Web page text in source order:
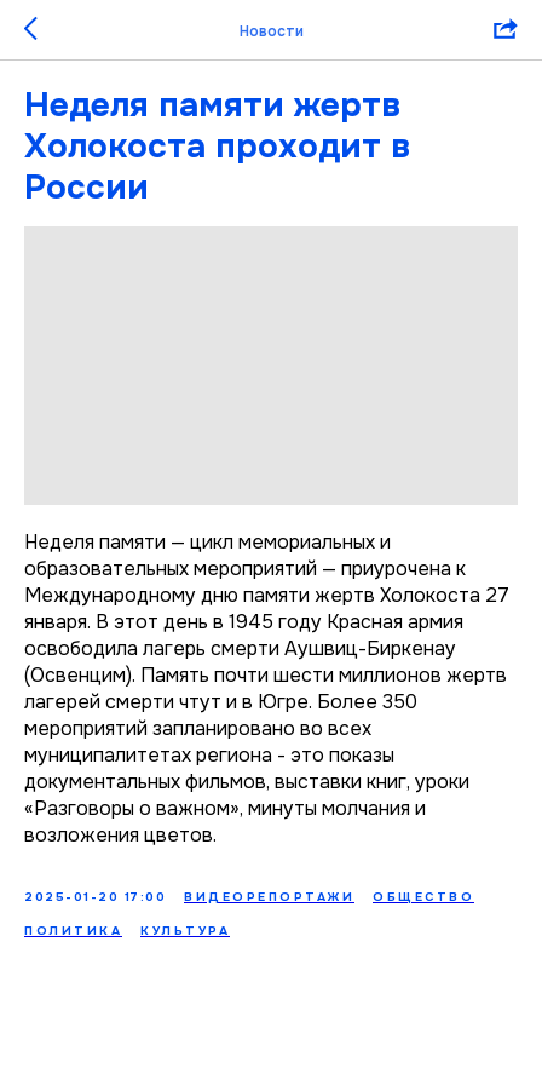
Новости
Неделя памяти жертв
Холокоста проходит в
России
Неделя памяти — цикл мемориальных и
образовательных мероприятий — приурочена к
Международному дню памяти жертв Холокоста 27
января. В этот день в 1945 году Красная армия
освободила лагерь смерти Аушвиц-Биркенау
(Освенцим). Память почти шести миллионов жертв
лагерей смерти чтут и в Югре. Более 350
мероприятий запланировано во всех
муниципалитетах региона - это показы
документальных фильмов, выставки книг, уроки
«Разговоры о важном», минуты молчания и
возложения цветов.
2025-01-20 17:00 ВИДЕОРЕПОРТАЖИ ОБЩЕСТВО
ПОЛИТИКА КУЛЬТУРА